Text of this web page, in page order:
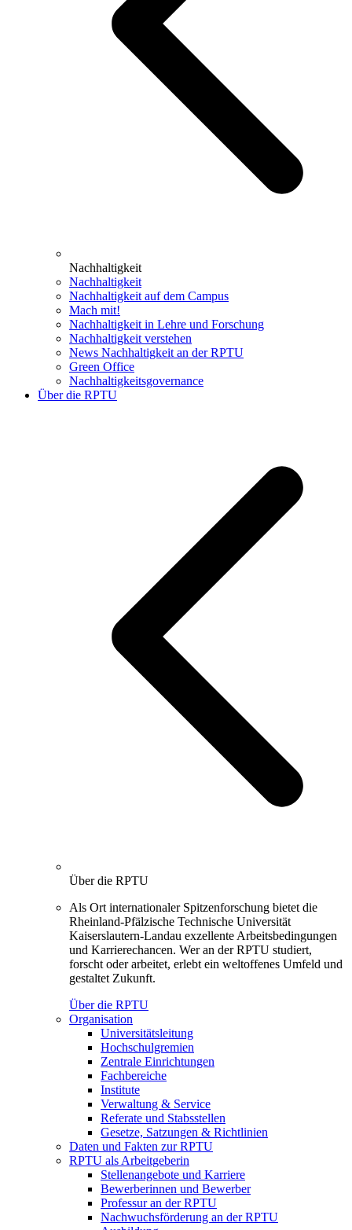
Nachhaltigkeit
Nachhaltigkeit
Nachhaltigkeit auf dem Campus
Mach mit!
Nachhaltigkeit in Lehre und Forschung
Nachhaltigkeit verstehen
News Nachhaltigkeit an der RPTU
Green Office
Nachhaltigkeitsgovernance
Über die RPTU
Über die RPTU
Als Ort internationaler Spitzenforschung bietet die
Rheinland-Pfälzische Technische Universität
Kaiserslautern-Landau exzellente Arbeitsbedingungen
und Karrierechancen. Wer an der RPTU studiert,
forscht oder arbeitet, erlebt ein weltoffenes Umfeld und
gestaltet Zukunft.
Über die RPTU
Organisation
Universitätsleitung
Hochschulgremien
Zentrale Einrichtungen
Fachbereiche
Institute
Verwaltung & Service
Referate und Stabsstellen
Gesetze, Satzungen & Richtlinien
Daten und Fakten zur RPTU
RPTU als Arbeitgeberin
Stellenangebote und Karriere
Bewerberinnen und Bewerber
Professur an der RPTU
Nachwuchsförderung an der RPTU